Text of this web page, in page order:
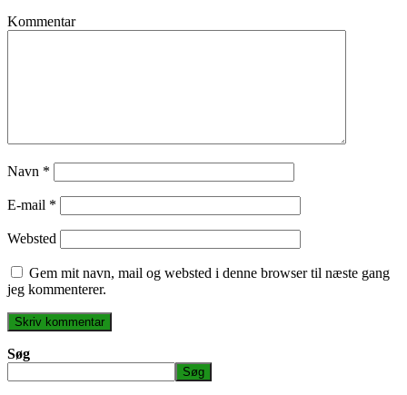
Kommentar
Navn *
E-mail *
Websted
Gem mit navn, mail og websted i denne browser til næste gang
jeg kommenterer.
Søg
Søg